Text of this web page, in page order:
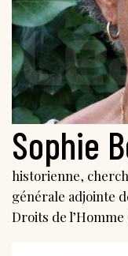
Sophie
historienne,
générale adjointe
Droits de